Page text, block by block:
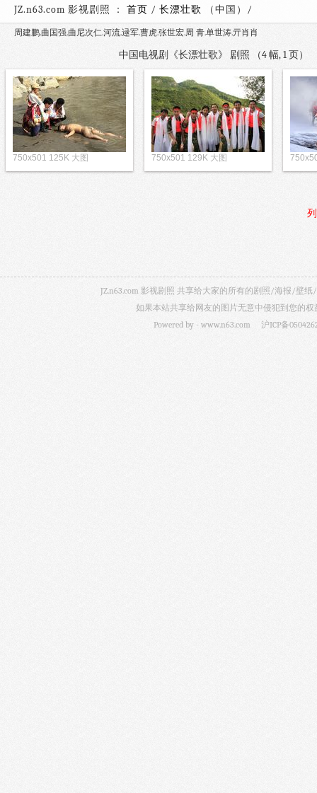
JZ.n63.com 影视剧照 ： 首页 / 长漂壮歌 （中国）
周建鹏.曲国强.曲尼次仁.河流.逯军.曹虎.张世宏.周 青.单世涛.亓肖肖
中国电视剧《长漂壮歌》 剧照 （4 幅, 1 页
750x501 125K 大图 750x501 129K 大图
JZ.n63.com 影视剧照 共享给大家的所有的剧照/海报/壁
如果本站共享给网友的图片无意中侵犯到您的
Powered by - www.n63.com 沪ICP备